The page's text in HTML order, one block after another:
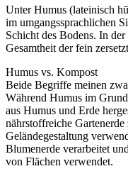
Unter Humus (lateinisch
im umgangssprachlichen
Schicht des Bodens. In
Gesamtheit der fein
Humus vs. Kompost
Beide Begriffe meinen
Während Humus im
aus Humus und Erde
nährstoffreiche
Geländegestaltung
Blumenerde verarbeitet
von Flächen verwendet.